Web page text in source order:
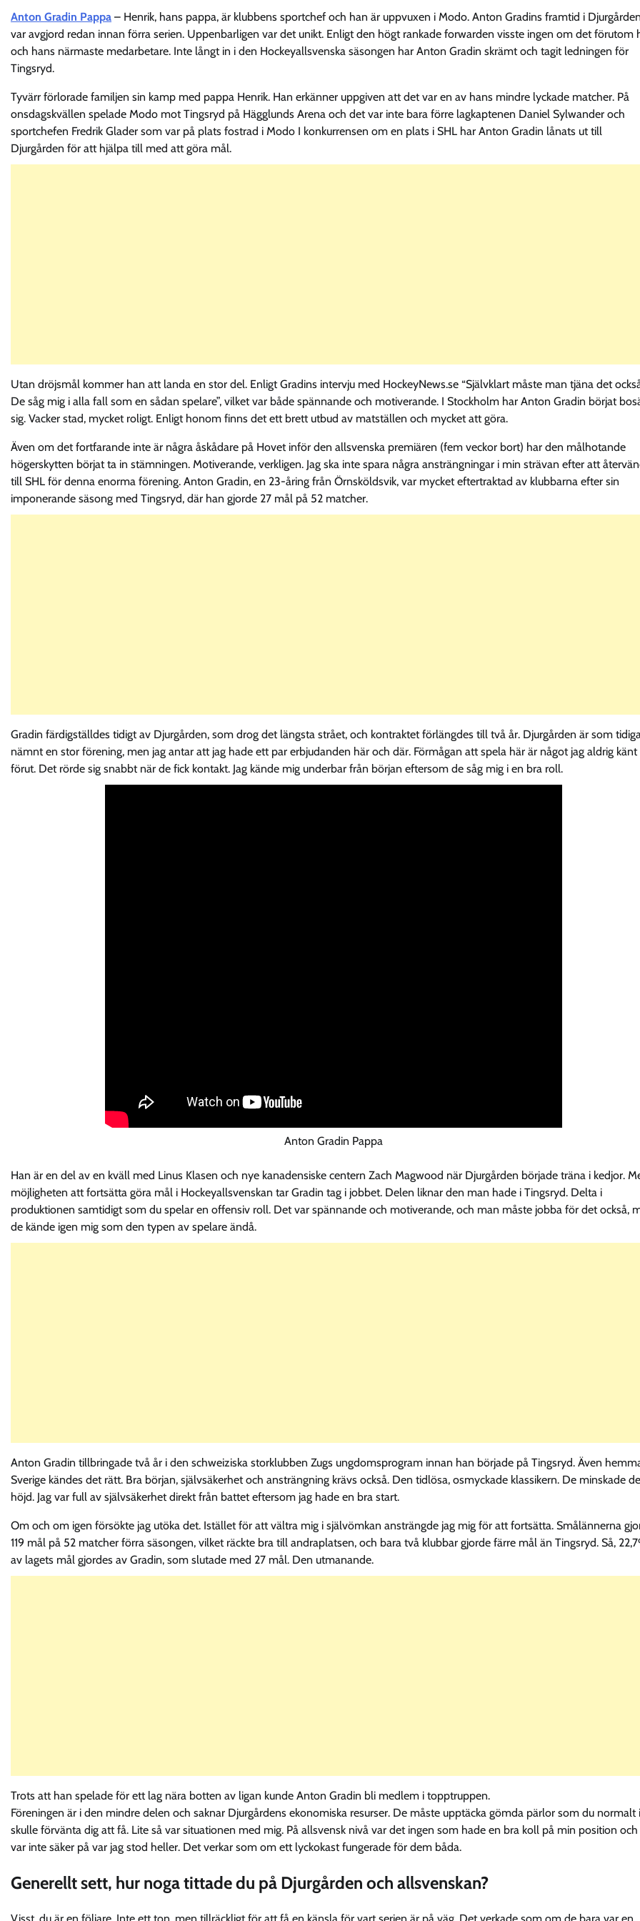
Anton Gradin Pappa – Henrik, hans pappa, är klubbens sportchef och han är uppvuxen i Modo. Anton Gradins framtid i
var avgjord redan innan förra serien. Uppenbarligen var det unikt. Enligt den högt rankade forwarden visste ingen om det förutom
och hans närmaste medarbetare. Inte långt in i den Hockeyallsvenska säsongen har Anton Gradin skrämt och tagit ledningen för
Tingsryd.
Tyvärr förlorade familjen sin kamp med pappa Henrik. Han erkänner uppgiven att det var en av hans mindre lyckade matcher. På
onsdagskvällen spelade Modo mot Tingsryd på Hägglunds Arena och det var inte bara förre lagkaptenen Daniel Sylwander och
sportchefen Fredrik Glader som var på plats fostrad i Modo I konkurrensen om en plats i SHL har Anton Gradin lånats ut till
Djurgården för att hjälpa till med att göra mål.
Utan dröjsmål kommer han att landa en stor del. Enligt Gradins intervju med HockeyNews.se “Självklart måste man tjäna det
De såg mig i alla fall som en sådan spelare”, vilket var både spännande och motiverande. I Stockholm har Anton Gradin börjat
sig. Vacker stad, mycket roligt. Enligt honom finns det ett brett utbud av matställen och mycket att göra.
Även om det fortfarande inte är några åskådare på Hovet inför den allsvenska premiären (fem veckor bort) har den målhotande
högerskytten börjat ta in stämningen. Motiverande, verkligen. Jag ska inte spara några ansträngningar i min strävan efter att
till SHL för denna enorma förening. Anton Gradin, en 23-åring från Örnsköldsvik, var mycket eftertraktad av klubbarna efter sin
imponerande säsong med Tingsryd, där han gjorde 27 mål på 52 matcher.
Gradin färdigställdes tidigt av Djurgården, som drog det längsta strået, och kontraktet förlängdes till två år. Djurgården är som
nämnt en stor förening, men jag antar att jag hade ett par erbjudanden här och där. Förmågan att spela här är något jag aldrig känt
förut. Det rörde sig snabbt när de fick kontakt. Jag kände mig underbar från början eftersom de såg mig i en bra roll.
Anton Gradin Pappa
Han är en del av en kväll med Linus Klasen och nye kanadensiske centern Zach Magwood när Djurgården började träna i kedjor.
möjligheten att fortsätta göra mål i Hockeyallsvenskan tar Gradin tag i jobbet. Delen liknar den man hade i Tingsryd. Delta i
produktionen samtidigt som du spelar en offensiv roll. Det var spännande och motiverande, och man måste jobba för det också,
de kände igen mig som den typen av spelare ändå.
Anton Gradin tillbringade två år i den schweiziska storklubben Zugs ungdomsprogram innan han började på Tingsryd. Även
Sverige kändes det rätt. Bra början, självsäkerhet och ansträngning krävs också. Den tidlösa, osmyckade klassikern. De minskade
höjd. Jag var full av självsäkerhet direkt från battet eftersom jag hade en bra start.
Om och om igen försökte jag utöka det. Istället för att vältra mig i självömkan ansträngde jag mig för att fortsätta. Smålännerna
119 mål på 52 matcher förra säsongen, vilket räckte bra till andraplatsen, och bara två klubbar gjorde färre mål än Tingsryd. Så,
av lagets mål gjordes av Gradin, som slutade med 27 mål. Den utmanande.
Trots att han spelade för ett lag nära botten av ligan kunde Anton Gradin bli medlem i topptruppen.
Föreningen är i den mindre delen och saknar Djurgårdens ekonomiska resurser. De måste upptäcka gömda pärlor som du normalt
skulle förvänta dig att få. Lite så var situationen med mig. På allsvensk nivå var det ingen som hade en bra koll på min position och
var inte säker på var jag stod heller. Det verkar som om ett lyckokast fungerade för dem båda.
Generellt sett, hur noga tittade du på Djurgården och allsvenskan?